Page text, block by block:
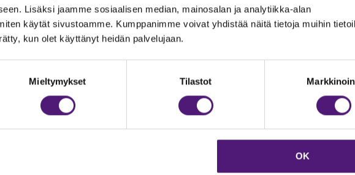
Lisäksi jaamme sosiaalisen median, mainosalan ja analytiikka-alan
käytät sivustoamme. Kumppanimme voivat yhdistää näitä tietoja muihin
kun olet käyttänyt heidän palvelujaan.
Mieltymykset Tilastot
OK
755 9975
majoitus@sappee.fi
Vastuullisuus
Avoimet työpaikat
Anna palautetta